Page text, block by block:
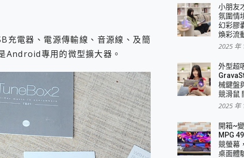
電器、電源傳輸線、音源線、及簡
Android專用的微型擴大器。
小朋友
氛圍情
幻彩膠
煥彩流
2025 年
外型超
械鍵盤
競滑鼠
2025 年
開箱~
MPG
競螢幕
桌面體